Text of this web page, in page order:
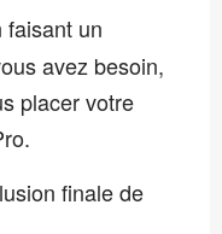
faisant un
avez besoin,
placer votre
finale de